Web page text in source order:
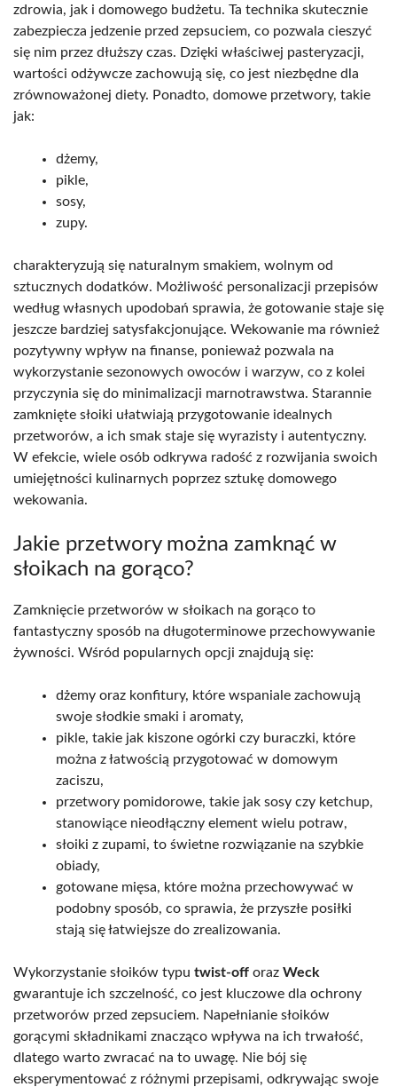
zdrowia, jak i domowego budżetu. Ta technika skutecznie
zabezpiecza jedzenie przed zepsuciem, co pozwala cieszyć
się nim przez dłuższy czas. Dzięki właściwej pasteryzacji,
wartości odżywcze zachowują się, co jest niezbędne dla
zrównoważonej diety. Ponadto, domowe przetwory, takie
jak:
dżemy,
pikle,
sosy,
zupy.
charakteryzują się naturalnym smakiem, wolnym od
sztucznych dodatków. Możliwość personalizacji przepisów
według własnych upodobań sprawia, że gotowanie staje się
jeszcze bardziej satysfakcjonujące. Wekowanie ma również
pozytywny wpływ na finanse, ponieważ pozwala na
wykorzystanie sezonowych owoców i warzyw, co z kolei
przyczynia się do minimalizacji marnotrawstwa. Starannie
zamknięte słoiki ułatwiają przygotowanie idealnych
przetworów, a ich smak staje się wyrazisty i autentyczny.
W efekcie, wiele osób odkrywa radość z rozwijania swoich
umiejętności kulinarnych poprzez sztukę domowego
wekowania.
Jakie przetwory można zamknąć w
słoikach na gorąco?
Zamknięcie przetworów w słoikach na gorąco to
fantastyczny sposób na długoterminowe przechowywanie
żywności. Wśród popularnych opcji znajdują się:
dżemy oraz konfitury, które wspaniale zachowują
swoje słodkie smaki i aromaty,
pikle, takie jak kiszone ogórki czy buraczki, które
można z łatwością przygotować w domowym
zaciszu,
przetwory pomidorowe, takie jak sosy czy ketchup,
stanowiące nieodłączny element wielu potraw,
słoiki z zupami, to świetne rozwiązanie na szybkie
obiady,
gotowane mięsa, które można przechowywać w
podobny sposób, co sprawia, że przyszłe posiłki
stają się łatwiejsze do zrealizowania.
Wykorzystanie słoików typu twist-off oraz Weck
gwarantuje ich szczelność, co jest kluczowe dla ochrony
przetworów przed zepsuciem. Napełnianie słoików
gorącymi składnikami znacząco wpływa na ich trwałość,
dlatego warto zwracać na to uwagę. Nie bój się
eksperymentować z różnymi przepisami, odkrywając swoje